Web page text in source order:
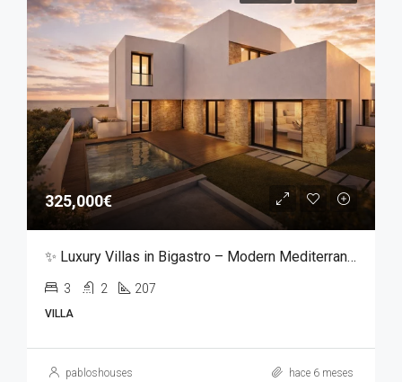
325,000€
✨ Luxury Villas in Bigastro – Modern Mediterranean Living ✨
3 2 207
VILLA
pabloshouses hace 6 meses